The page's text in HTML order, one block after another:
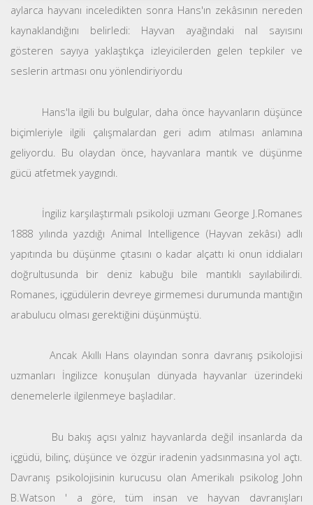
aylarca hayvanı inceledikten sonra Hans'ın zekâsının nereden
kaynaklandığını belirledi: Hayvan ayağındaki nal sayısını
gösteren sayıya yaklaştıkça izleyicilerden gelen tepkiler ve
seslerin artması onu yönlendiriyordu
Hans'la ilgili bu bulgular, daha önce hayvanların düşünce
biçimleriyle ilgili çalışmalardan geri adım atılması anlamına
geliyordu. Bu olaydan önce, hayvanlara mantık ve düşünme
gücü atfetmek yaygındı.
İngiliz karşılaştırmalı psikoloji uzmanı George J.Romanes
1888 yılında yazdığı Animal Intelligence (Hayvan zekâsı) adlı
yapıtında bu düşünme çıtasını o kadar alçattı ki onun iddiaları
doğrultusunda bir deniz kabuğu bile mantıklı sayılabilirdi.
Romanes, içgüdülerin devreye girmemesi durumunda mantığın
arabulucu olması gerektiğini düşünmüştü.
Ancak Akıllı Hans olayından sonra davranış psikolojisi
uzmanları İngilizce konuşulan dünyada hayvanlar üzerindeki
denemelerle ilgilenmeye başladılar.
Bu bakış açısı yalnız hayvanlarda değil insanlarda da
içgüdü, bilinç, düşünce ve özgür iradenin yadsınmasına yol açtı.
Davranış psikolojisinin kurucusu olan Amerikalı psikolog John
B.Watson ' a göre, tüm insan ve hayvan davranışları